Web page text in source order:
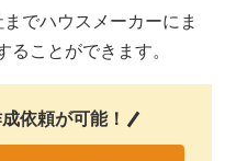
でハウスメーカーにま
ることができます。
依頼が可能！